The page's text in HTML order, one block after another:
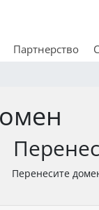
Партнерство
Перенесите